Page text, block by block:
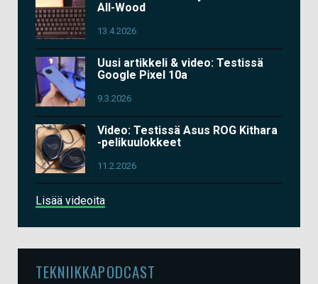
All-Wood
13.4.2026
Uusi artikkeli & video: Testissä
Google Pixel 10a
9.3.2026
Video: Testissä Asus ROG Kithara
-pelikuulokkeet
11.2.2026
Lisää videoita
TEKNIIKKAPODCAST